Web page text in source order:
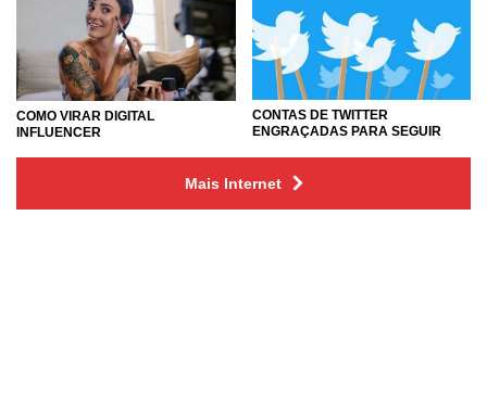
COMO VIRAR DIGITAL
INFLUENCER
CONTAS DE TWITTER
ENGRAÇADAS PARA SEGUIR
Mais Internet